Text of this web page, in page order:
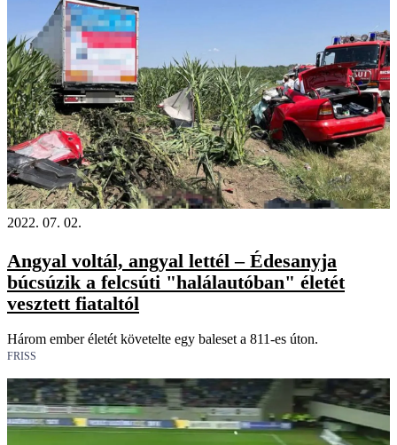
2022. 07. 02.
Angyal voltál, angyal lettél – Édesanyja
búcsúzik a felcsúti "halálautóban" életét
vesztett fiataltól
Három ember életét követelte egy baleset a 811-es úton.
FRISS